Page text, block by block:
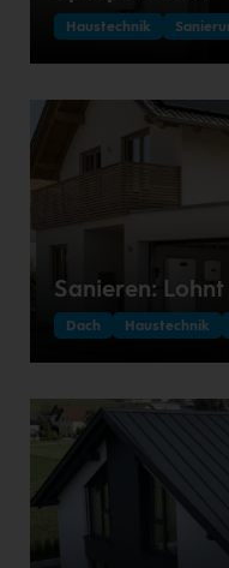
Haustechnik
Sanieren:
Dach Haustechnik